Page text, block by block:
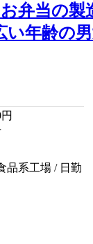
弁当の製
い年齢の男
円
品系工場 / 日勤